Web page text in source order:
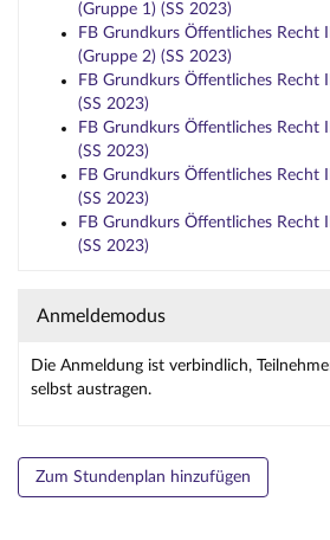
(Gruppe 1) (SS 2023)
FB Grundkurs Öffentliches
(Gruppe 2) (SS 2023)
FB Grundkurs Öffentliches Recht
(SS 2023)
FB Grundkurs Öffentliches Recht
(SS 2023)
FB Grundkurs Öffentliches Recht
(SS 2023)
FB Grundkurs Öffentliches
(SS 2023)
Anmeldemodus
Die Anmeldung ist verbindlich,
selbst austragen.
Zum Stundenplan hinzufügen